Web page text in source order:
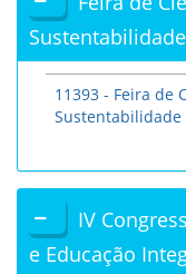
11393 - Feira de
Sustentabilidade
IV
e Educação